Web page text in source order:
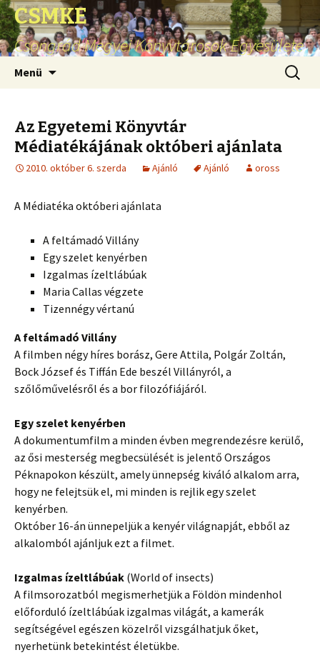
CSMKE
Csongrád Megyei Könyvtárosok Egyesülete
Menü
Az Egyetemi Könyvtár
Médiatékájának októberi ajánlata
2010. október 6. szerda Ajánló Ajánló oross
A Médiatéka októberi ajánlata
A feltámadó Villány
Egy szelet kenyérben
Izgalmas ízeltlábúak
Maria Callas végzete
Tizennégy vértanú
A feltámadó Villány
A filmben négy híres borász, Gere Attila, Polgár Zoltán,
Bock József és Tiffán Ede beszél Villányról, a
szőlőművelésről és a bor filozófiájáról.
Egy szelet kenyérben
A dokumentumfilm a minden évben megrendezésre kerülő,
az ősi mesterség megbecsülését is jelentő Országos
Péknapokon készült, amely ünnepség kiváló alkalom arra,
hogy ne felejtsük el, mi minden is rejlik egy szelet
kenyérben.
Október 16-án ünnepeljük a kenyér világnapját, ebből az
alkalomból ajánljuk ezt a filmet.
Izgalmas ízeltlábúak (World of insects)
A filmsorozatból megismerhetjük a Földön mindenhol
előforduló ízeltlábúak izgalmas világát, a kamerák
segítségével egészen közelről vizsgálhatjuk őket,
nyerhetünk betekintést életükbe.